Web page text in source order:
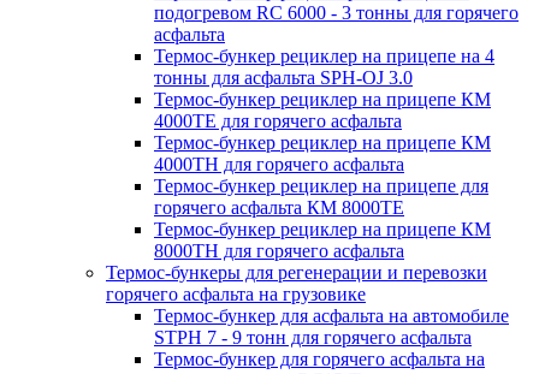
подогревом RC 6000 - 3 тонны для горячего
асфальта
Термос-бункер рециклер на прицепе на 4
тонны для асфальта SPH-OJ 3.0
Термос-бункер рециклер на прицепе КМ
4000ТЕ для горячего асфальта
Термос-бункер рециклер на прицепе КМ
4000ТН для горячего асфальта
Термос-бункер рециклер на прицепе для
горячего асфальта КМ 8000ТЕ
Термос-бункер рециклер на прицепе КМ
8000ТH для горячего асфальта
Термос-бункеры для регенерации и перевозки
горячего асфальта на грузовике
Термос-бункер для асфальта на автомобиле
STPH 7 - 9 тонн для горячего асфальта
Термос-бункер для горячего асфальта на